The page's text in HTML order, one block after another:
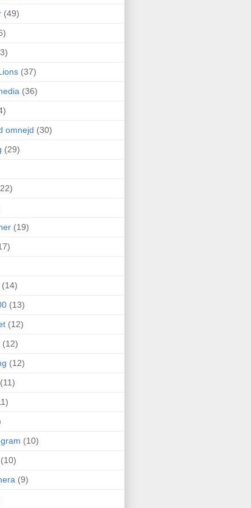
(49)
(37)
(36)
omnejd (30)
(29)
(19)
(14)
(13)
(12)
(12)
(12)
(11)
(10)
(10)
(9)